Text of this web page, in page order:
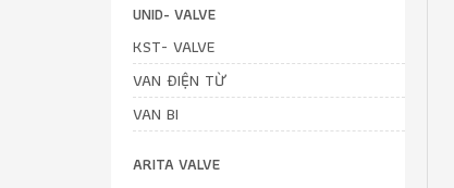
UNID- VALVE
KST- VALVE
VAN ĐIỆN TỪ
VAN BI
ARITA VALVE